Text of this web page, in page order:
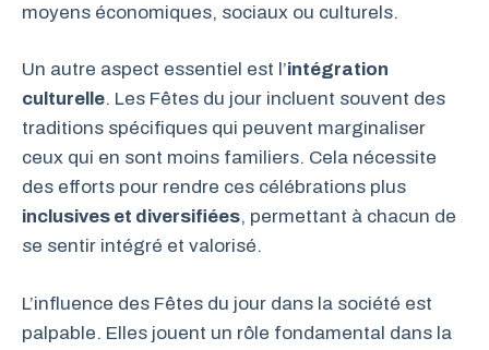
moyens économiques, sociaux ou culturels.
Un autre aspect essentiel est l’intégration
culturelle. Les Fêtes du jour incluent souvent des
traditions spécifiques qui peuvent marginaliser
ceux qui en sont moins familiers. Cela nécessite
des efforts pour rendre ces célébrations plus
inclusives et diversifiées, permettant à chacun de
se sentir intégré et valorisé.
L’influence des Fêtes du jour dans la société est
palpable. Elles jouent un rôle fondamental dans la